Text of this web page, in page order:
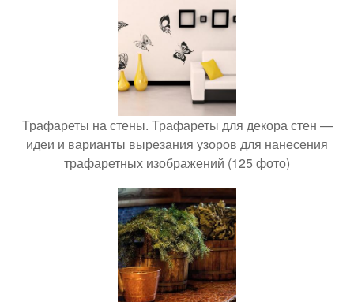
Трафареты на стены. Трафареты для декора стен —
идеи и варианты вырезания узоров для нанесения
трафаретных изображений (125 фото)